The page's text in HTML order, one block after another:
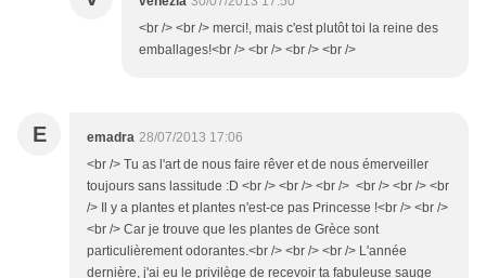
<br /> <br /> merci!, mais c'est plutôt toi la reine des
emballages!<br /> <br /> <br /> <br />
E emadra 28/07/2013 17:06
<br /> Tu as l'art de nous faire rêver et de nous émerveiller
toujours sans lassitude :D <br /> <br /> <br /> <br /> <br /> <br
/> Il y a plantes et plantes n'est-ce pas Princesse !<br /> <br />
<br /> Car je trouve que les plantes de Grèce sont
particulièrement odorantes.<br /> <br /> <br /> L'année
dernière, j'ai eu le privilège de recevoir ta fabuleuse sauge